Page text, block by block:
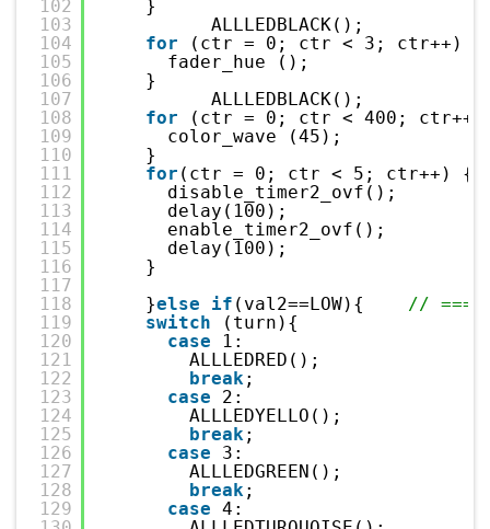
102
103
104
105
106
107
108
109
110
111
112
113
114
115
116
117
118
119
120
121
122
123
124
125
126
127
128
129
}
ALLLEDBLACK();
for
(ctr = 0; ctr < 3; ctr++)
fader_hue ();
}
ALLLEDBLACK();
for
(ctr = 0; ctr < 400;
color_wave (45);
}
for (ctr = 0; ctr < 5; ctr++) {
disable_timer2_ovf();
delay(100);
enable_timer2_ovf();
delay(100);
}
}else if (val2==LOW){ //
switch
(turn){
case
1:
ALLLEDRED();
break;
case
2:
ALLLEDYELLO();
break;
case
3:
ALLLEDGREEN();
break;
case 4: